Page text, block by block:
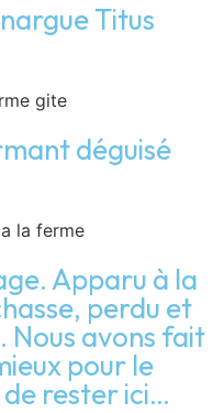
Titus
déguisé
Apparu à la
perdu et
Nous avons fait
pour le
rester ici…